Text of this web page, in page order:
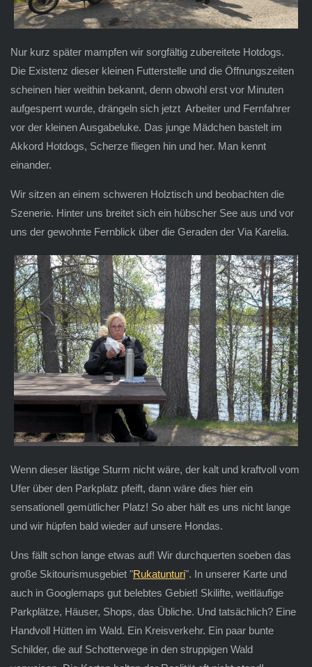
Nur kurz später mampfen wir sorgfältig zubereitete Hotdogs.
Die Existenz dieser kleinen Futterstelle und die Öffnungszeiten
scheinen hier weithin bekannt, denn obwohl erst vor Minuten
aufgesperrt wurde, drängeln sich jetzt Arbeiter und Fernfahrer
vor der kleinen Ausgabeluke. Das junge Mädchen bastelt im
Akkord Hotdogs, Scherze fliegen hin und her. Man kennt
einander.
Wir sitzen an einem schweren Holztisch und beobachten die
Szenerie. Hinter uns breitet sich ein hübscher See aus und vor
uns der gewohnte Fernblick über die Geraden der Via Karelia.
Wenn dieser lästige Sturm nicht wäre, der kalt und kraftvoll vom
Ufer über den Parkplatz pfeift, dann wäre dies hier ein
sensationell gemütlicher Platz! So aber hält es uns nicht lange
und wir hüpfen bald wieder auf unsere Hondas.
Uns fällt schon lange etwas auf! Wir durchquerten soeben das
große Skitourismusgebiet "Rukatunturi". In unserer Karte und
auch in Googlemaps gut belebtes Gebiet! Skilifte, weitläufige
Parkplätze, Häuser, Shops, das Übliche. Und tatsächlich? Eine
Handvoll Hütten im Wald. Ein Kreisverkehr. Ein paar bunte
Schilder, die auf Schotterwege in den struppigen Wald